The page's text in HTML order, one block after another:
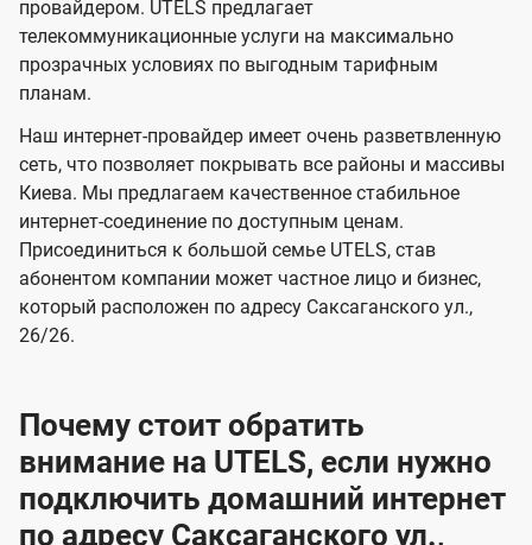
s
и
д
е
н
и
я
д
е
и
я
провайдером. UTELS предлагает
телекоммуникационные услуги на максимально
прозрачных условиях по выгодным тарифным
планам.
Наш интернет-провайдер имеет очень разветвленную
сеть, что позволяет покрывать все районы и массивы
Киева. Мы предлагаем качественное стабильное
интернет-соединение по доступным ценам.
Присоединиться к большой семье UTELS, став
абонентом компании может частное лицо и бизнес,
который расположен по адресу Саксаганского ул.,
26/26.
Почему стоит обратить
внимание на UTELS, если нужно
подключить домашний интернет
по адресу Саксаганского ул.,